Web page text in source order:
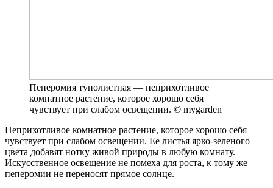
Пеперомия туполистная — неприхотливое
комнатное растение, которое хорошо себя
чувствует при слабом освещении. © mygarden
Неприхотливое комнатное растение, которое хорошо себя
чувствует при слабом освещении. Ее листья ярко-зеленого
цвета добавят нотку живой природы в любую комнату.
Искусственное освещение не помеха для роста, к тому же
пеперомии не переносят прямое солнце.